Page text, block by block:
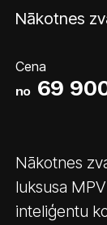
Nākotnes
Cena
no69
Nākotnes
luksusa
inteliģentu